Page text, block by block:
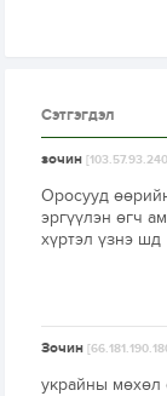
Сэтгэгдэл
зочин
Оросууд
эргүүлэн өгч
хүртэл үзнэ шд
Зочин
украйны мөхөл